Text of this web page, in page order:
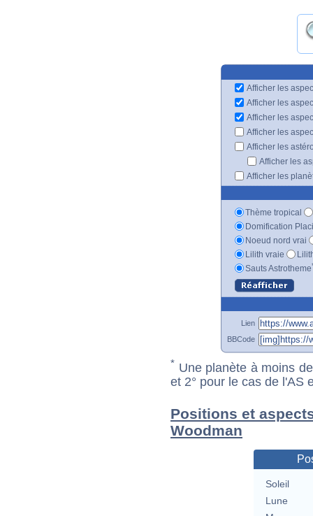
Afficher les
Afficher les
Afficher les
Afficher les
Afficher les
Afficher les
Afficher les
Thème tropical
Domification
Noeud nord vrai
Lilith vraie
Sauts Astrotheme
Lien
BBCode
* Une planète à moins
et 2° pour le cas de l'AS
Positions et
Woodman
Soleil
Lune